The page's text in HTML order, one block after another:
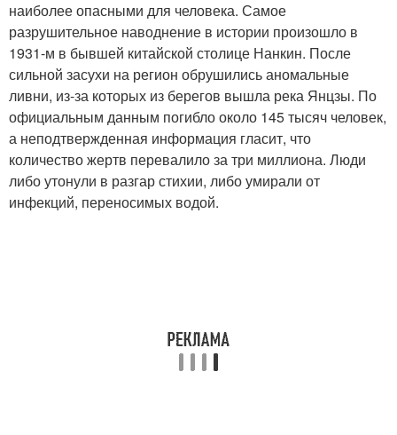
наиболее опасными для человека. Самое
разрушительное наводнение в истории произошло в
1931-м в бывшей китайской столице Нанкин. После
сильной засухи на регион обрушились аномальные
ливни, из-за которых из берегов вышла река Янцзы. По
официальным данным погибло около 145 тысяч человек,
а неподтвержденная информация гласит, что
количество жертв перевалило за три миллиона. Люди
либо утонули в разгар стихии, либо умирали от
инфекций, переносимых водой.